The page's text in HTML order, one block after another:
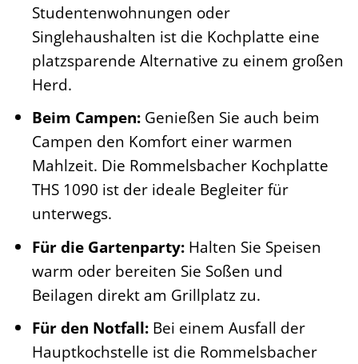
Studentenwohnungen oder
Singlehaushalten ist die Kochplatte eine
platzsparende Alternative zu einem großen
Herd.
Beim Campen:Genießen Sie auch beim
Campen den Komfort einer warmen
Mahlzeit. Die Rommelsbacher Kochplatte
THS 1090 ist der ideale Begleiter für
unterwegs.
Für die Gartenparty:Halten Sie Speisen
warm oder bereiten Sie Soßen und
Beilagen direkt am Grillplatz zu.
Für den Notfall:Bei einem Ausfall der
Hauptkochstelle ist die Rommelsbacher